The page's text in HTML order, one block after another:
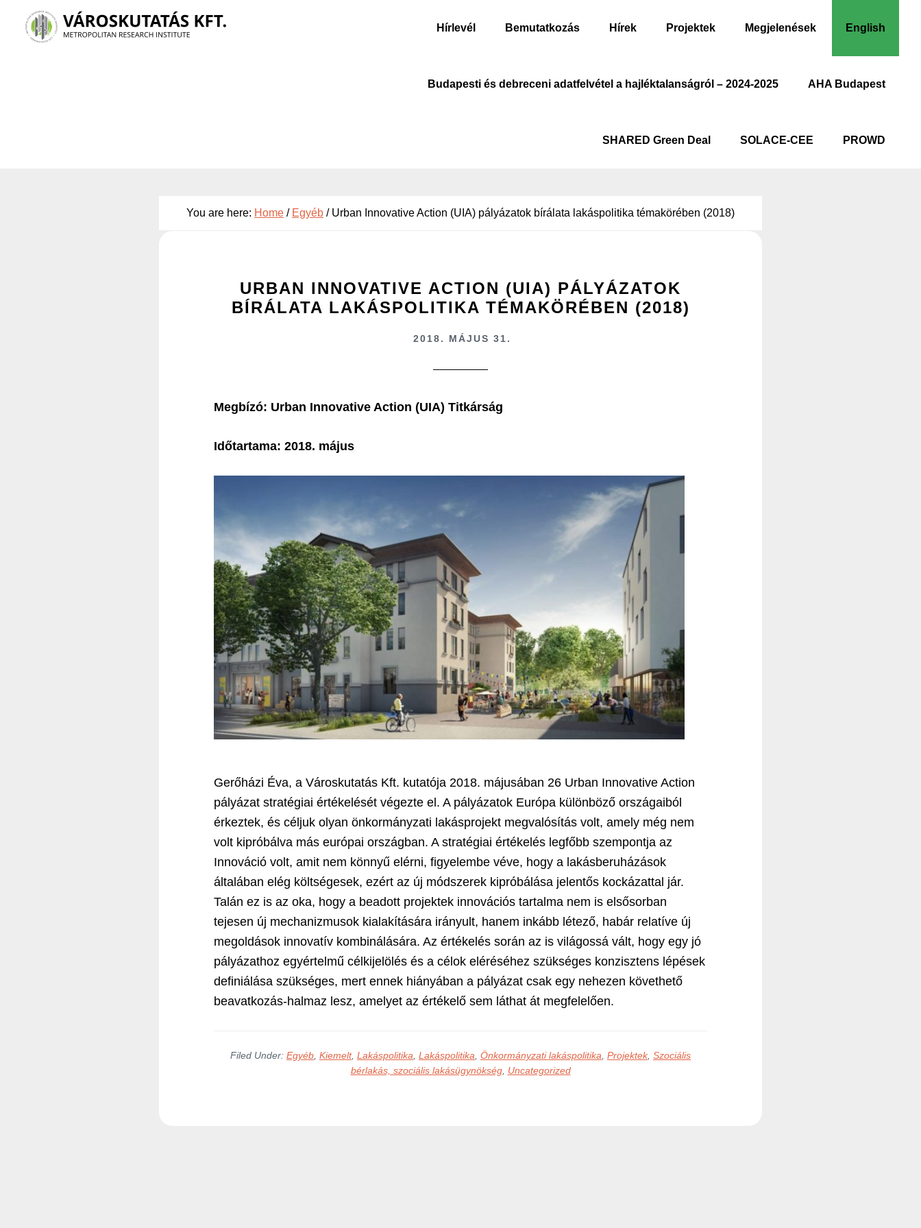
Hírlevél Bemutatkozás Hírek Projektek Megjelenések English
Budapesti és debreceni adatfelvétel a hajléktalanságról – 2024-2025 AHA Budapest
SHARED Green Deal SOLACE-CEE PROWD
You are here: Home / Egyéb /Urban Innovative Action (UIA) pályázatok bírálata lakáspolitika témakörében (2018)
URBAN INNOVATIVE ACTION (UIA) PÁLYÁZATOK
BÍRÁLATA LAKÁSPOLITIKA TÉMAKÖRÉBEN (2018)
2018. MÁJUS 31.
Megbízó: Urban Innovative Action (UIA) Titkárság
Időtartama: 2018. május
Gerőházi Éva, a Városkutatás Kft. kutatója 2018. májusában 26 Urban Innovative Action
pályázat stratégiai értékelését végezte el. A pályázatok Európa különböző országaiból
érkeztek, és céljuk olyan önkormányzati lakásprojekt megvalósítás volt, amely még nem
volt kipróbálva más európai országban. A stratégiai értékelés legfőbb szempontja az
Innováció volt, amit nem könnyű elérni, figyelembe véve, hogy a lakásberuházások
általában elég költségesek, ezért az új módszerek kipróbálása jelentős kockázattal jár.
Talán ez is az oka, hogy a beadott projektek innovációs tartalma nem is elsősorban
tejesen új mechanizmusok kialakítására irányult, hanem inkább létező, habár relatíve új
megoldások innovatív kombinálására. Az értékelés során az is világossá vált, hogy egy jó
pályázathoz egyértelmű célkijelölés és a célok eléréséhez szükséges konzisztens lépések
definiálása szükséges, mert ennek hiányában a pályázat csak egy nehezen követhető
beavatkozás-halmaz lesz, amelyet az értékelő sem láthat át megfelelően.
Filed Under: Egyéb Kiemelt, Lakáspolitika Lakáspolitika Önkormányzati lakáspolitika Projektek, Szociális
bérlakás, szociális lakásügynökség, Uncategorized